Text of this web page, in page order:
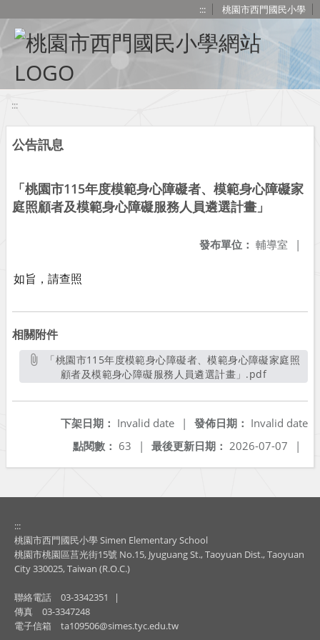
::: 桃園市西門國民小學
:::
公告訊息
「桃園市115年度模範身心障礙者、模範身心障礙家
庭照顧者及模範身心障礙服務人員遴選計畫」
發布單位： 輔導室 |
如旨，請查照
相關附件
顧者及模範身心障礙服務人員遴選計畫」.pdf另開新視窗
發佈日期： Invalid date
下架日期： Invalid date
|
最後更新日期： 2026-07-07 |
點閱數： 63 |
:::
桃園市西門國民小學 Simen Elementary School
桃園市桃園區莒光街15號 No.15, Jyuguang St., Taoyuan Dist., Taoyuan
City 330025, Taiwan (R.O.C.)
聯絡電話 03-3342351
|
傳真
03-3347248
電子信箱
ta109506@simes.tyc.edu.tw